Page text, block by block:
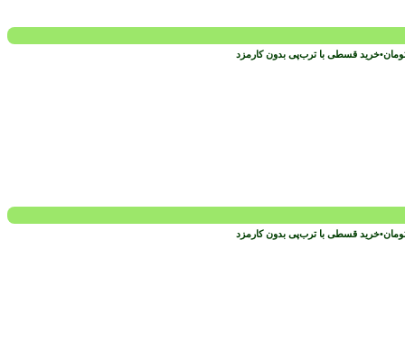
•خرید قسطی با ترب‌پی بدون کارمزد
•خرید قسطی با ترب‌پی بدون کارمزد